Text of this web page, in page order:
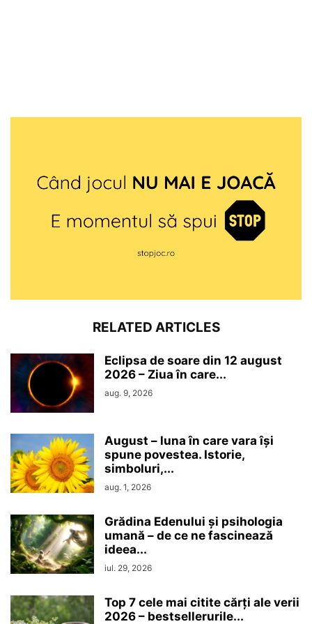
RELATED ARTICLES
Eclipsa de soare din 12 august
2026 – Ziua în care...
aug. 9, 2026
August – luna în care vara își
spune povestea. Istorie,
simboluri,...
aug. 1, 2026
Grădina Edenului și psihologia
umană – de ce ne fascinează
ideea...
iul. 29, 2026
Top 7 cele mai citite cărți ale verii
2026 – bestsellerurile...